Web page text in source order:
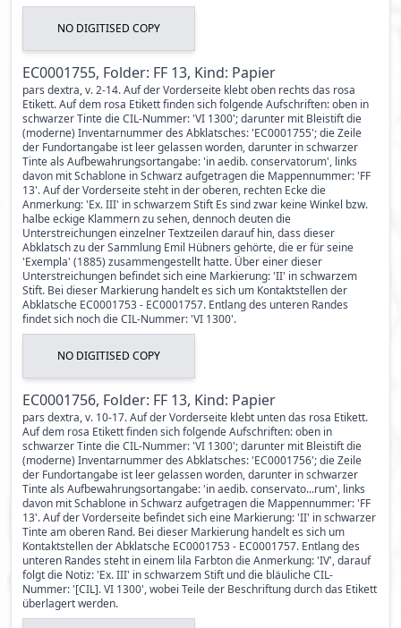
NO DIGITISED COPY
EC0001755, Folder: FF 13, Kind: Papier
pars dextra, v. 2-14. Auf der Vorderseite klebt oben rechts das rosa
Etikett. Auf dem rosa Etikett finden sich folgende Aufschriften: oben in
schwarzer Tinte die CIL-Nummer: 'VI 1300'; darunter mit Bleistift die
(moderne) Inventarnummer des Abklatsches: 'EC0001755'; die Zeile
der Fundortangabe ist leer gelassen worden, darunter in schwarzer
Tinte als Aufbewahrungsortangabe: 'in aedib. conservatorum', links
davon mit Schablone in Schwarz aufgetragen die Mappennummer: 'FF
13'. Auf der Vorderseite steht in der oberen, rechten Ecke die
Anmerkung: 'Ex. III' in schwarzem Stift Es sind zwar keine Winkel bzw.
halbe eckige Klammern zu sehen, dennoch deuten die
Unterstreichungen einzelner Textzeilen darauf hin, dass dieser
Abklatsch zu der Sammlung Emil Hübners gehörte, die er für seine
'Exempla' (1885) zusammengestellt hatte. Über einer dieser
Unterstreichungen befindet sich eine Markierung: 'II' in schwarzem
Stift. Bei dieser Markierung handelt es sich um Kontaktstellen der
Abklatsche EC0001753 - EC0001757. Entlang des unteren Randes
findet sich noch die CIL-Nummer: 'VI 1300'.
NO DIGITISED COPY
EC0001756, Folder: FF 13, Kind: Papier
pars dextra, v. 10-17. Auf der Vorderseite klebt unten das rosa Etikett.
Auf dem rosa Etikett finden sich folgende Aufschriften: oben in
schwarzer Tinte die CIL-Nummer: 'VI 1300'; darunter mit Bleistift die
(moderne) Inventarnummer des Abklatsches: 'EC0001756'; die Zeile
der Fundortangabe ist leer gelassen worden, darunter in schwarzer
Tinte als Aufbewahrungsortangabe: 'in aedib. conservato...rum', links
davon mit Schablone in Schwarz aufgetragen die Mappennummer: 'FF
13'. Auf der Vorderseite befindet sich eine Markierung: 'II' in schwarzer
Tinte am oberen Rand. Bei dieser Markierung handelt es sich um
Kontaktstellen der Abklatsche EC0001753 - EC0001757. Entlang des
unteren Randes steht in einem lila Farbton die Anmerkung: 'IV', darauf
folgt die Notiz: 'Ex. III' in schwarzem Stift und die bläuliche CIL-
Nummer: '[CIL]. VI 1300', wobei Teile der Beschriftung durch das Etikett
überlagert werden.